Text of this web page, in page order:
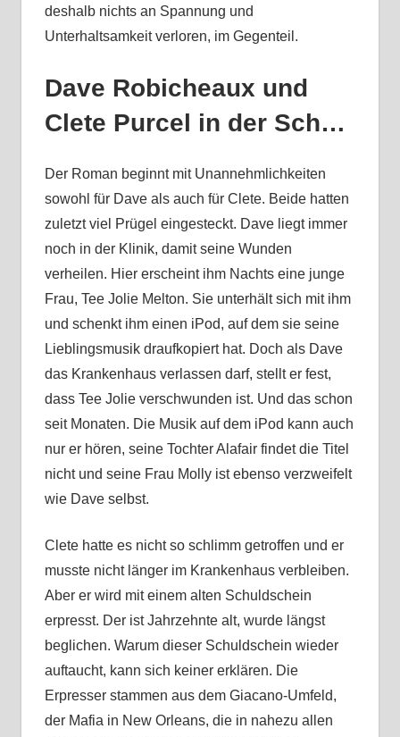
deshalb nichts an Spannung und
Unterhaltsamkeit verloren, im Gegenteil.
Dave Robicheaux und
Clete Purcel in der Sch…
Der Roman beginnt mit Unannehmlichkeiten
sowohl für Dave als auch für Clete. Beide hatten
zuletzt viel Prügel eingesteckt. Dave liegt immer
noch in der Klinik, damit seine Wunden
verheilen. Hier erscheint ihm Nachts eine junge
Frau, Tee Jolie Melton. Sie unterhält sich mit ihm
und schenkt ihm einen iPod, auf dem sie seine
Lieblingsmusik draufkopiert hat. Doch als Dave
das Krankenhaus verlassen darf, stellt er fest,
dass Tee Jolie verschwunden ist. Und das schon
seit Monaten. Die Musik auf dem iPod kann auch
nur er hören, seine Tochter Alafair findet die Titel
nicht und seine Frau Molly ist ebenso verzweifelt
wie Dave selbst.
Clete hatte es nicht so schlimm getroffen und er
musste nicht länger im Krankenhaus verbleiben.
Aber er wird mit einem alten Schuldschein
erpresst. Der ist Jahrzehnte alt, wurde längst
beglichen. Warum dieser Schuldschein wieder
auftaucht, kann sich keiner erklären. Die
Erpresser stammen aus dem Giacano-Umfeld,
der Mafia in New Orleans, die in nahezu allen